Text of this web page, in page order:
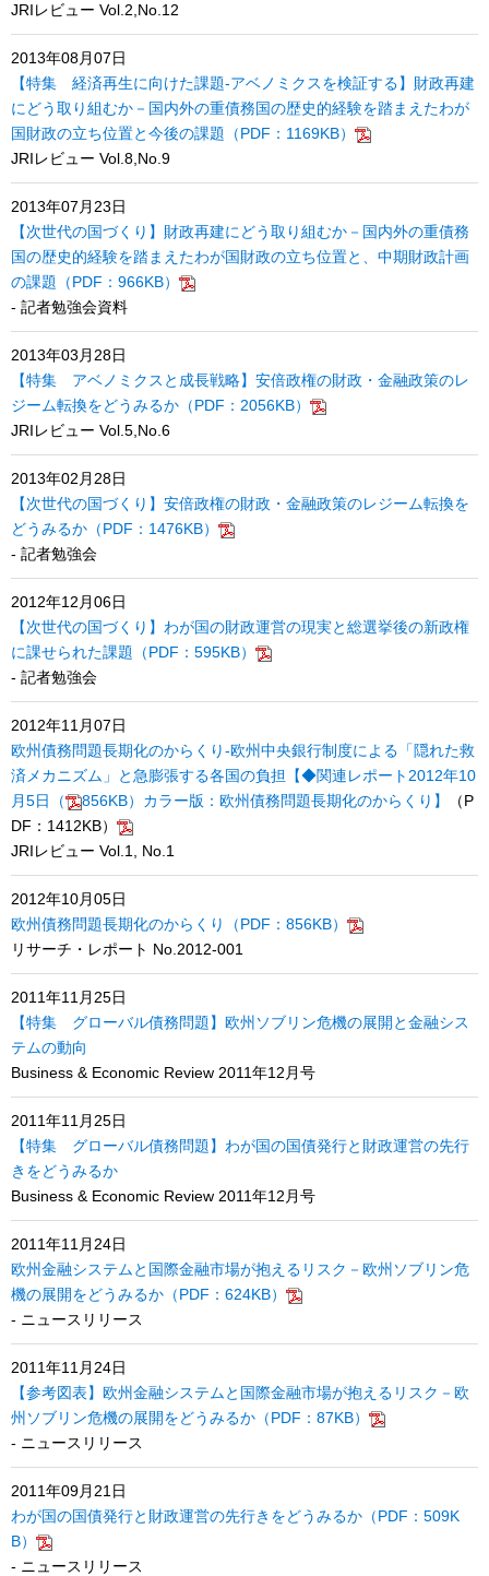
JRIレビュー Vol.2,No.12
2013年08月07日
【特集 経済再生に向けた課題-アベノミクスを検証する】財政再建
にどう取り組むか－国内外の重債務国の歴史的経験を踏まえたわが
国財政の立ち位置と今後の課題（PDF：1169KB）
JRIレビュー Vol.8,No.9
2013年07月23日
【次世代の国づくり】財政再建にどう取り組むか－国内外の重債務
国の歴史的経験を踏まえたわが国財政の立ち位置と、中期財政計画
の課題（PDF：966KB）
- 記者勉強会資料
2013年03月28日
【特集 アベノミクスと成長戦略】安倍政権の財政・金融政策のレ
ジーム転換をどうみるか（PDF：2056KB）
JRIレビュー Vol.5,No.6
2013年02月28日
【次世代の国づくり】安倍政権の財政・金融政策のレジーム転換を
どうみるか（PDF：1476KB）
- 記者勉強会
2012年12月06日
【次世代の国づくり】わが国の財政運営の現実と総選挙後の新政権
に課せられた課題（PDF：595KB）
- 記者勉強会
2012年11月07日
欧州債務問題長期化のからくり-欧州中央銀行制度による「隠れた救
済メカニズム」と急膨張する各国の負担
【◆関連レポート2012年10
月5日（
856KB）カラー版：欧州債務問題長期化のからくり】
（P
DF：1412KB）
JRIレビュー Vol.1, No.1
2012年10月05日
欧州債務問題長期化のからくり（PDF：856KB）
リサーチ・レポート No.2012-001
2011年11月25日
【特集 グローバル債務問題】欧州ソブリン危機の展開と金融シス
テムの動向
Business & Economic Review 2011年12月号
2011年11月25日
【特集 グローバル債務問題】わが国の国債発行と財政運営の先行
きをどうみるか
Business & Economic Review 2011年12月号
2011年11月24日
欧州金融システムと国際金融市場が抱えるリスク－欧州ソブリン危
機の展開をどうみるか（PDF：624KB）
- ニュースリリース
2011年11月24日
【参考図表】欧州金融システムと国際金融市場が抱えるリスク－欧
州ソブリン危機の展開をどうみるか（PDF：87KB）
- ニュースリリース
2011年09月21日
わが国の国債発行と財政運営の先行きをどうみるか（PDF：509K
B）
- ニュースリリース